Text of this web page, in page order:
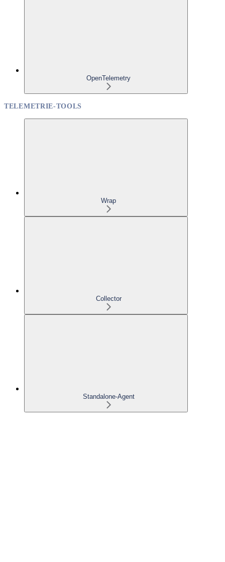
OpenTelemetry
TELEMETRIE-TOOLS
Wrap
Collector
Standalone-Agent